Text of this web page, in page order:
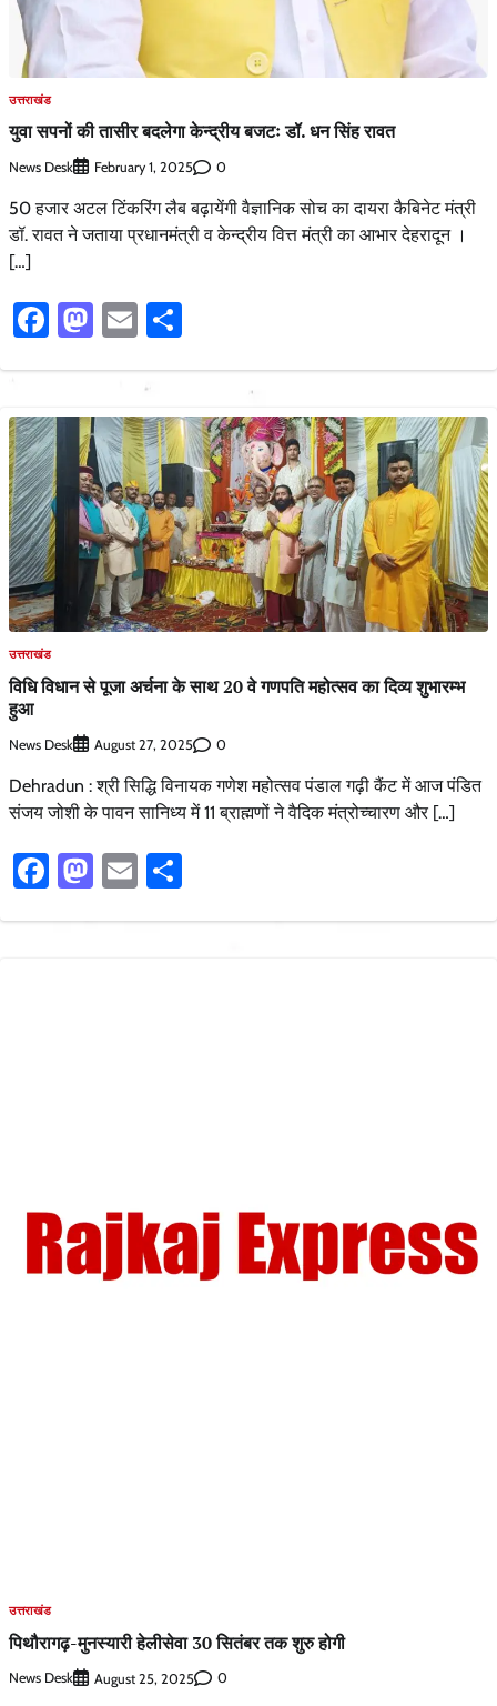
उत्तराखंड
युवा सपनों की तासीर बदलेगा केन्द्रीय बजटः डॉ. धन सिंह रावत
News Desk February 1, 2025 0
50 हजार अटल टिंकरिंग लैब बढ़ायेंगी वैज्ञानिक सोच का दायरा कैबिनेट मंत्री
डॉ. रावत ने जताया प्रधानमंत्री व केन्द्रीय वित्त मंत्री का आभार देहरादून ।
[…]
Facebook
Mastodon
Email
उत्तराखंड
विधि विधान से पूजा अर्चना के साथ 20 वे गणपति महोत्सव का दिव्य शुभारम्भ
हुआ
News Desk August 27, 2025 0
Dehradun : श्री सिद्धि विनायक गणेश महोत्सव पंडाल गढ़ी कैंट में आज पंडित
संजय जोशी के पावन सानिध्य में 11 ब्राह्मणों ने वैदिक मंत्रोच्चारण और […]
Facebook
Mastodon
Email
उत्तराखंड
पिथौरागढ़-मुनस्यारी हेलीसेवा 30 सितंबर तक शुरु होगी
News Desk August 25, 2025 0